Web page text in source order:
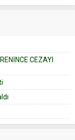
tavsiye köşesine
için düğünden...
CEZAYI